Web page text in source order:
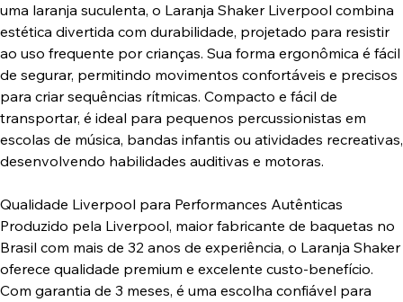
uma laranja suculenta, o Laranja Shaker Liverpool combina
estética divertida com durabilidade, projetado para resistir
ao uso frequente por crianças. Sua forma ergonômica é fácil
de segurar, permitindo movimentos confortáveis e precisos
para criar sequências rítmicas. Compacto e fácil de
transportar, é ideal para pequenos percussionistas em
escolas de música, bandas infantis ou atividades recreativas,
desenvolvendo habilidades auditivas e motoras.
Qualidade Liverpool para Performances Autênticas
Produzido pela Liverpool, maior fabricante de baquetas no
Brasil com mais de 32 anos de experiência, o Laranja Shaker
oferece qualidade premium e excelente custo-benefício.
Com garantia de 3 meses, é uma escolha confiável para